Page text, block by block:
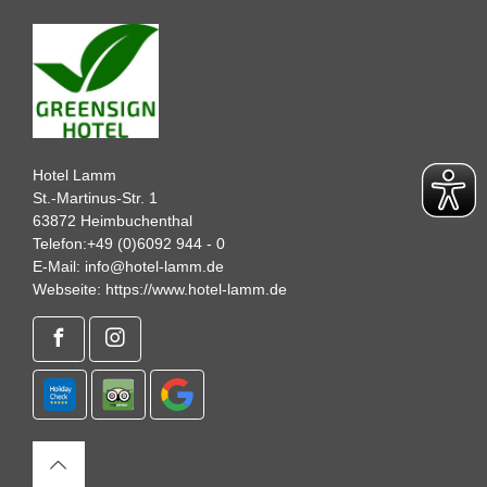
Hotel Lamm
St.-Martinus-Str. 1
63872 Heimbuchenthal
Telefon:+49 (0)6092 944 - 0
E-Mail: info@hotel-lamm.de
Webseite: https://www.hotel-lamm.de